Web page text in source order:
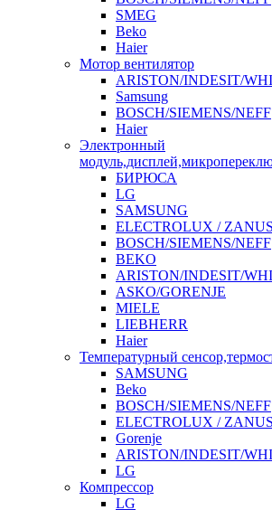
SMEG
Beko
Haier
Мотор вентилятор
ARISTON/INDESIT/
Samsung
BOSCH/SIEMENS/NEFF
Haier
Электронный
БИРЮСА
LG
SAMSUNG
ELECTROLUX /
BOSCH/SIEMENS/NEFF
BEKO
ARISTON/INDESIT/
ASKO/GORENJE
MIELE
LIEBHERR
Haier
Температурный
SAMSUNG
Beko
BOSCH/SIEMENS/NEFF
ELECTROLUX /
Gorenje
ARISTON/INDESIT/
LG
Компрессор
LG